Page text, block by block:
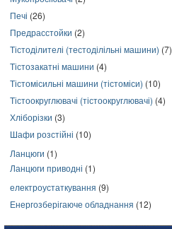
Печі (26)
Предрасстойки (2)
Тістоділителі (тестоділільні машини) (7)
Тістозакатні машини (4)
Тістомісильні машини (тістоміси) (10)
Тістоокруглювачі (тістоокруглювачі) (4)
Хліборізки (3)
Шафи розстійні (10)
Ланцюги (1)
Ланцюги приводні (1)
електроустаткування (9)
Енергозберігаюче обладнання (12)